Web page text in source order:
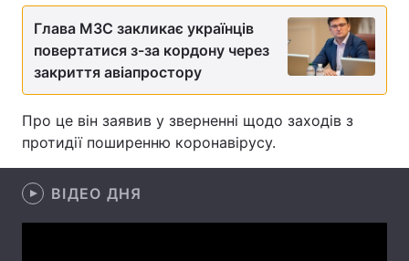
Здоров'я Туризм
Цікавинки Погода
Екологія Регіони
Глава МЗС закликає українців
повертатися з-за кордону через
закриття авіапростору
Про це він заявив у зверненні щодо заходів з
протидії поширенню коронавірусу.
ВІДЕО ДНЯ